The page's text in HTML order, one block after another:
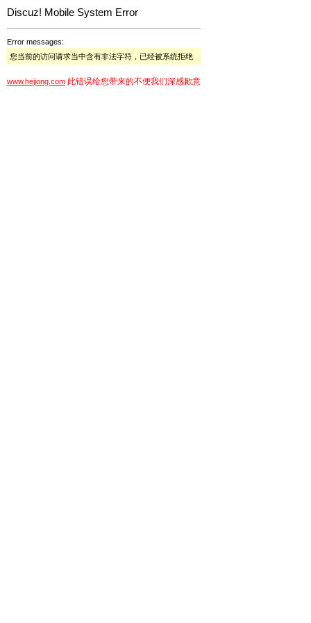
Discuz! Mobile System Error
Error messages:
您当前的访问请求当中含有非法字符，已经被系统拒绝
www.hejiong.com 此错误给您带来的不便我们深感歉意